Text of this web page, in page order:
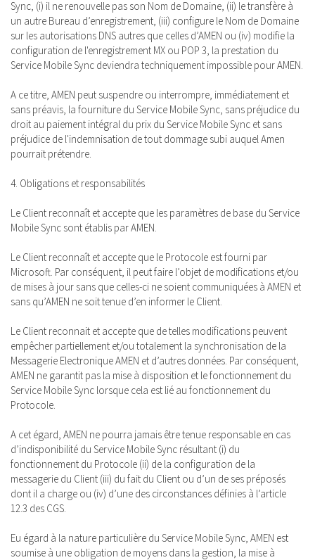
Sync, (i) il ne renouvelle pas son Nom de Domaine, (ii) le transfère à
un autre Bureau d’enregistrement, (iii) configure le Nom de Domaine
sur les autorisations DNS autres que celles d’AMEN ou (iv) modifie la
configuration de l'enregistrement MX ou POP 3, la prestation du
Service Mobile Sync deviendra techniquement impossible pour AMEN.
A ce titre, AMEN peut suspendre ou interrompre, immédiatement et
sans préavis, la fourniture du Service Mobile Sync, sans préjudice du
droit au paiement intégral du prix du Service Mobile Sync et sans
préjudice de l'indemnisation de tout dommage subi auquel Amen
pourrait prétendre.
4. Obligations et responsabilités
Le Client reconnaît et accepte que les paramètres de base du Service
Mobile Sync sont établis par AMEN.
Le Client reconnaît et accepte que le Protocole est fourni par
Microsoft. Par conséquent, il peut faire l’objet de modifications et/ou
de mises à jour sans que celles-ci ne soient communiquées à AMEN et
sans qu’AMEN ne soit tenue d’en informer le Client.
Le Client reconnait et accepte que de telles modifications peuvent
empêcher partiellement et/ou totalement la synchronisation de la
Messagerie Electronique AMEN et d’autres données. Par conséquent,
AMEN ne garantit pas la mise à disposition et le fonctionnement du
Service Mobile Sync lorsque cela est lié au fonctionnement du
Protocole.
A cet égard, AMEN ne pourra jamais être tenue responsable en cas
d’indisponibilité du Service Mobile Sync résultant (i) du
fonctionnement du Protocole (ii) de la configuration de la
messagerie du Client (iii) du fait du Client ou d’un de ses préposés
dont il a charge ou (iv) d’une des circonstances définies à l’article
12.3 des CGS.
Eu égard à la nature particulière du Service Mobile Sync, AMEN est
soumise à une obligation de moyens dans la gestion, la mise à